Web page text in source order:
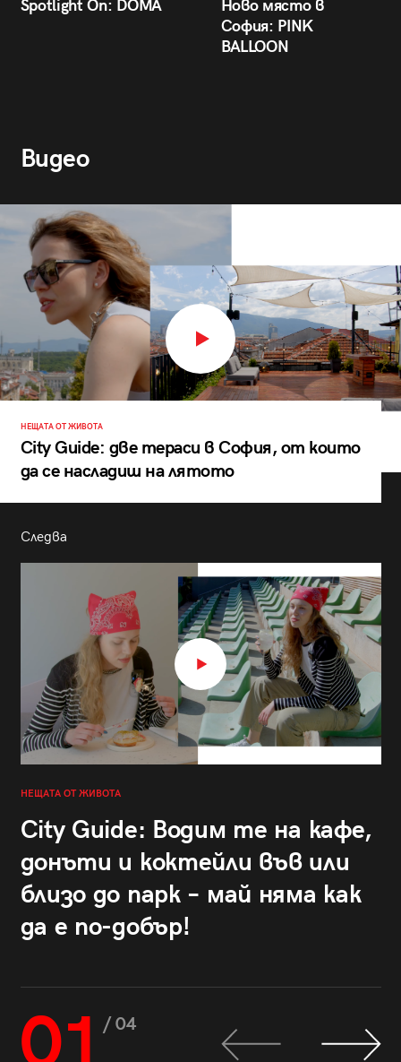
Spotlight On: DÒMA
Ново място в
София: PINK
BALLOON
Видео
НЕЩАТА ОТ ЖИВОТА
City Guide: две тераси в София, от които
да се насладиш на лятото
Следва
НЕЩАТА ОТ ЖИВОТА
City Guide: Водим те на кафе,
донъти и коктейли във или
близо до парк – май няма как
да е по-добър!
/ 04